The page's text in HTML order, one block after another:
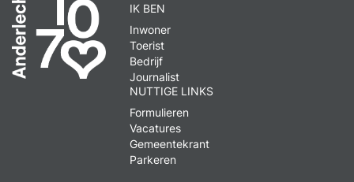
IK BEN
Inwoner
Toerist
Bedrijf
Journalist
NUTTIGE LINKS
Formulieren
Vacatures
Gemeentekrant
Parkeren